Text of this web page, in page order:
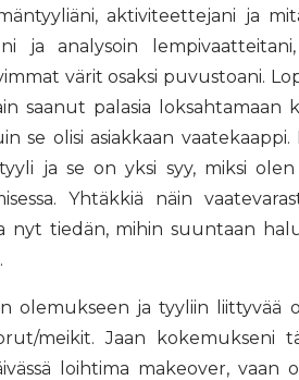
aktiviteettejani ja
ja analysoin
värit osaksi puvustoani.
saanut palasia loksahtamaan
se olisi asiakkaan
ja se on yksi syy, miksi
Yhtäkkiä näin
nyt tiedän, mihin suuntaan
olemukseen ja tyyliin liittyvää
meikit. Jaan kokemukseni
loihtima makeover, vaan